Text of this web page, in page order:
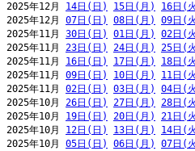
2025年12月 14日(日) 15日(月) 16日(
2025年12月 07日(日) 08日(月) 09日(
2025年11月 30日(日) 01日(月) 02日(
2025年11月 23日(日) 24日(月) 25日(
2025年11月 16日(日) 17日(月) 18日(
2025年11月 09日(日) 10日(月) 11日(
2025年11月 02日(日) 03日(月) 04日(
2025年10月 26日(日) 27日(月) 28日(
2025年10月 19日(日) 20日(月) 21日(
2025年10月 12日(日) 13日(月) 14日(
2025年10月 05日(日) 06日(月) 07日(